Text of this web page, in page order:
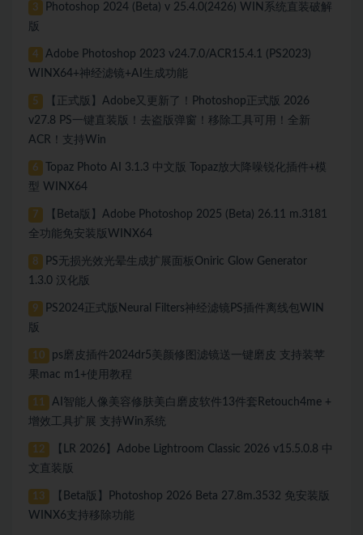
3
Photoshop 2024 (Beta) v 25.4.0(2426) WIN系统直装破解
版
4
Adobe Photoshop 2023 v24.7.0/ACR15.4.1 (PS2023)
WINX64+神经滤镜+AI生成功能
5
【正式版】Adobe又更新了！Photoshop正式版 2026
v27.8 PS一键直装版！去盗版弹窗！移除工具可用！全新
ACR！支持Win
6
Topaz Photo AI 3.1.3 中文版 Topaz放大降噪锐化插件+模
型 WINX64
7
【Beta版】Adobe Photoshop 2025 (Beta) 26.11 m.3181
全功能免安装版WINX64
8
PS无损光效光晕生成扩展面板Oniric Glow Generator
1.3.0 汉化版
9
PS2024正式版Neural Filters神经滤镜PS插件离线包WIN
版
10
ps磨皮插件2024dr5美颜修图滤镜送一键磨皮 支持装苹
果mac m1+使用教程
11
AI智能人像美容修肤美白磨皮软件13件套Retouch4me +
增效工具扩展 支持Win系统
12
【LR 2026】Adobe Lightroom Classic 2026 v15.5.0.8 中
文直装版
13
【Beta版】Photoshop 2026 Beta 27.8m.3532 免安装版
WINX6支持移除功能